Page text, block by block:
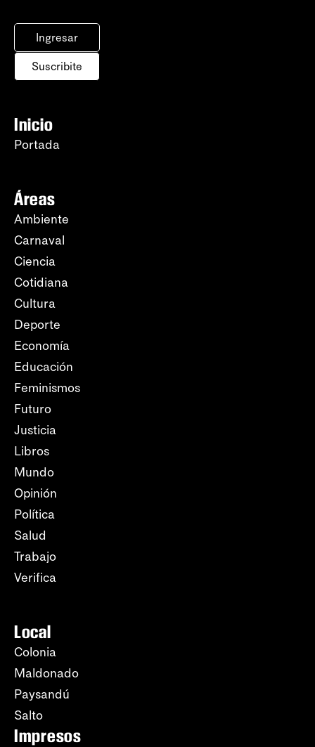
Ingresar
Suscribite
Inicio
Portada
Áreas
Ambiente
Carnaval
Ciencia
Cotidiana
Cultura
Deporte
Economía
Educación
Feminismos
Futuro
Justicia
Libros
Mundo
Opinión
Política
Salud
Trabajo
Verifica
Local
Colonia
Maldonado
Paysandú
Salto
Impresos